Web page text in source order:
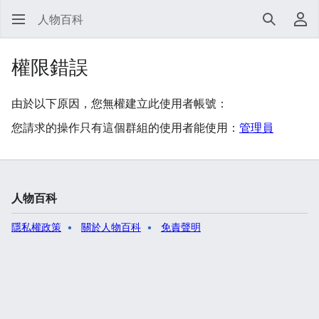
人物百科 搜尋 使
權限錯誤
由於以下原因，您無權建立此使用者帳號：
您請求的操作只有這個群組的使用者能使用： 管理員
人物百科
隱私權政策 關於人物百科 免責聲明